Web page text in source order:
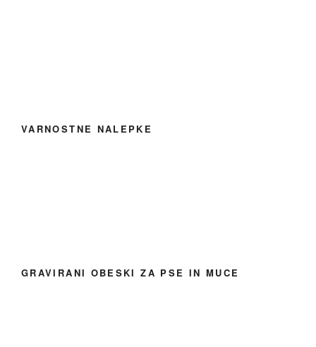
GRAVIRANI OBESKI ZA PSE IN MUCE
INFORMACIJE IN KONTAKT